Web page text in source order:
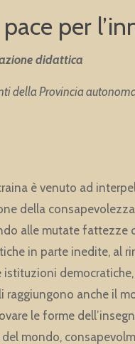
per
didattica
della Provincia
è venuto ad
della
alle mutate fattezze
in parte inedite, al
raggiungono anche il
le forme
mondo,